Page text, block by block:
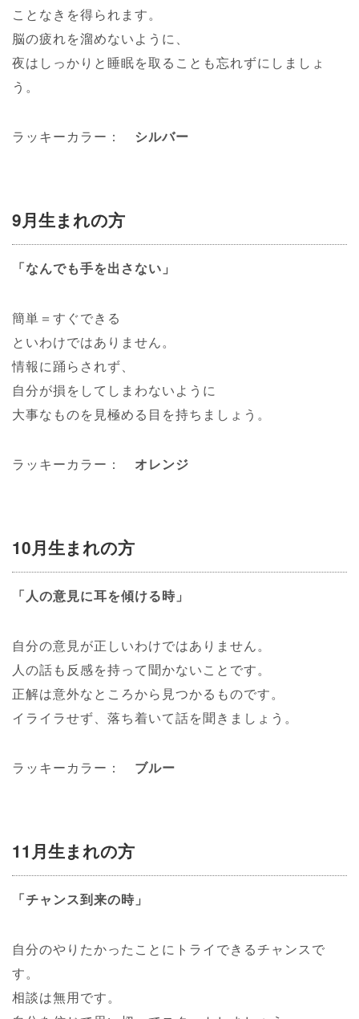
ことなきを得られます。
脳の疲れを溜めないように、
夜はしっかりと睡眠を取ることも忘れずにしましょ
う。
ラッキーカラー： シルバー
9月生まれの方
「なんでも手を出さない」
簡単＝すぐできる
といわけではありません。
情報に踊らされず、
自分が損をしてしまわないように
大事なものを見極める目を持ちましょう。
ラッキーカラー： オレンジ
10月生まれの方
「人の意見に耳を傾ける時」
自分の意見が正しいわけではありません。
人の話も反感を持って聞かないことです。
正解は意外なところから見つかるものです。
イライラせず、落ち着いて話を聞きましょう。
ラッキーカラー： ブルー
11月生まれの方
「チャンス到来の時」
自分のやりたかったことにトライできるチャンスで
す。
相談は無用です。